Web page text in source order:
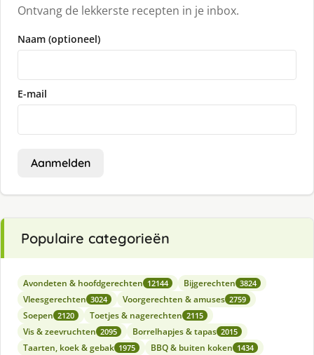
Ontvang de lekkerste recepten in je inbox.
Naam (optioneel)
E-mail
Aanmelden
Populaire categorieën
Avondeten & hoofdgerechten 12144 Bijgerechten 3824
Vleesgerechten 3024 Voorgerechten & amuses 2759
Soepen 2120 Toetjes & nagerechten 2115
Vis & zeevruchten 2095 Borrelhapjes & tapas 2015
Taarten, koek & gebak 1975 BBQ & buiten koken 1434